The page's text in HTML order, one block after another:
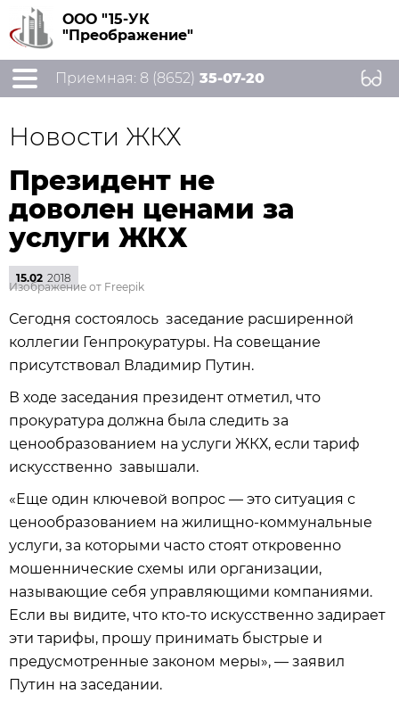
ООО "15-УК
"Преображение"
Приемная: 8 (8652) 35-07-20
Новости ЖКХ
Президент не
доволен ценами за
услуги ЖКХ
15.02 2018
Изображение от Freepik
Сегодня состоялось заседание расширенной
коллегии Генпрокуратуры. На совещание
присутствовал Владимир Путин.
В ходе заседания президент отметил, что
прокуратура должна была следить за
ценообразованием на услуги ЖКХ, если тариф
искусственно завышали.
«Еще один ключевой вопрос — это ситуация с
ценообразованием на жилищно-коммунальные
услуги, за которыми часто стоят откровенно
мошеннические схемы или организации,
называющие себя управляющими компаниями.
Если вы видите, что кто-то искусственно задирает
эти тарифы, прошу принимать быстрые и
предусмотренные законом меры», — заявил
Путин на заседании.